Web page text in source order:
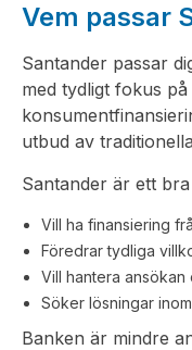
Vem passar
Santander passar
med tydligt fokus
utbud av
Santander är ett
Vill ha finansiering
Föredrar tydliga
Vill hantera ansökan
Söker lösningar
Banken är mindre